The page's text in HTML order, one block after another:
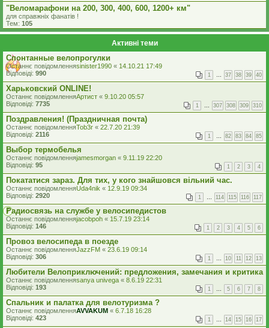
"Веломарафони на 200, 300, 400, 600, 1200+ км"
для справжнiх фанатiв !
Тем: 105
Активні теми
Спонтанные велопрогулки
Останнє повідомленняsinister1990 « 14.10.21 17:49
Відповіді: 990 1 … 37 38 39 40
Харьковский ONLINE!
Останнє повідомленняАртист « 9.10.20 05:57
Відповіді: 7735 1 … 307 308 309 310
Поздравления! (Праздничная почта)
Останнє повідомленняTob3r « 22.7.20 21:39
Відповіді: 2116 1 … 82 83 84 85
Выбор термобелья
Останнє повідомленняjamesmorgan « 9.11.19 22:20
Відповіді: 95 1 2 3 4
Покататися зараз. Для тих, у кого знайшовся вільний час.
Останнє повідомленняUda4nik « 12.9.19 09:34
Відповіді: 2920 1 … 114 115 116 117
Радиосвязь на службе у велосипедистов
Останнє повідомленняjacobpoh « 15.7.19 23:14
Відповіді: 146 1 2 3 4 5 6
Провоз велосипеда в поезде
Останнє повідомленняJazzFM « 23.6.19 09:14
Відповіді: 306 1 … 10 11 12 13
Любители Велоприключений: предложения, замечания и критика
Останнє повідомленняsanya univega « 8.6.19 22:31
Відповіді: 193 1 … 5 6 7 8
Спальник и палатка для велотуризма ?
Останнє повідомленняAVVAKUM « 6.7.18 16:28
Відповіді: 423 1 … 14 15 16 17